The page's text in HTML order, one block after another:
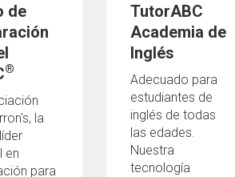
de
®
la
en
para
TutorABC
Academia de
Inglés
Adecuado para
estudiantes de
inglés de todas
las edades.
Nuestra
tecnología